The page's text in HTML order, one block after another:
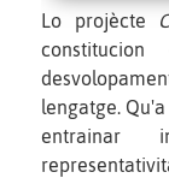
Lo projècte
lengatge.
entrainar